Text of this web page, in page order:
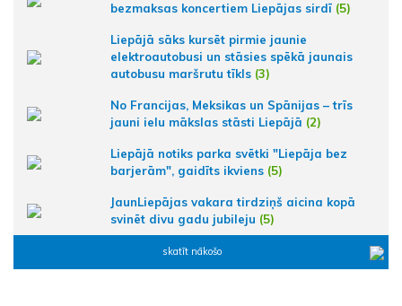
bezmaksas koncertiem Liepājas sirdī (5)
Liepājā sāks kursēt pirmie jaunie
elektroautobusi un stāsies spēkā jaunais
autobusu maršrutu tīkls (3)
No Francijas, Meksikas un Spānijas – trīs
jauni ielu mākslas stāsti Liepājā (2)
Liepājā notiks parka svētki "Liepāja bez
barjerām", gaidīts ikviens (5)
JaunLiepājas vakara tirdziņš aicina kopā
svinēt divu gadu jubileju (5)
skatīt nākošo